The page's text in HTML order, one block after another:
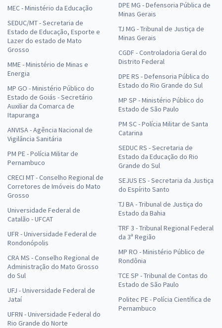
MEC - Ministério da Educação
SEDUC/MT - Secretaria de
Estado de Educação, Esporte e
Lazer do estado de Mato
Grosso
MME - Ministério de Minas e
Energia
MP GO - Ministério Público do
Estado de Goiás - Secretário
Auxiliar da Comarca de
Itapuranga
ANVISA - Agência Nacional de
Vigilância Sanitária
PM PE - Polícia Militar de
Pernambuco
CRECI MT - Conselho Regional de
Corretores de Imóveis do Mato
Grosso
Universidade Federal de
Catalão - UFCAT
UFR - Universidade Federal de
Rondonópolis
CRA MS - Conselho Regional de
Administração do Mato Grosso
do Sul
UFJ - Universidade Federal de
Jataí
UFRN - Universidade Federal do
Rio Grande do Norte
DPE MG - Defensoria Pública de
Minas Gerais
TJ MG - Tribunal de Justiça de
Minas Gerais
CGDF - Controladoria Geral do
Distrito Federal
DPE RS - Defensoria Pública do
Estado do Rio Grande do Sul
MP SP - Ministério Público do
Estado de São Paulo
PM SC - Polícia Militar de Santa
Catarina
SEDUC RS - Secretaria de
Estado da Educação do Rio
Grande do Sul
SEJUS ES - Secretaria da Justiça
do Espírito Santo
TJ BA - Tribunal de Justiça do
Estado da Bahia
TRF 3 - Tribunal Regional Federal
da 3ª Região
MP RO - Ministério Público de
Rondônia
TCE SP - Tribunal de Contas do
Estado de São Paulo
Politec PE - Polícia Científica de
Pernambuco